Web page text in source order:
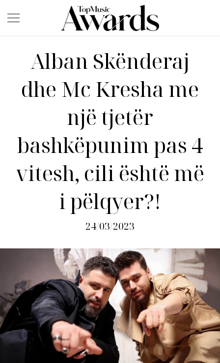
Alban Skënderaj
dhe Mc Kresha me
një tjetër
bashkëpunim pas 4
vitesh, cili është më
i pëlqyer?!
24/03/2023